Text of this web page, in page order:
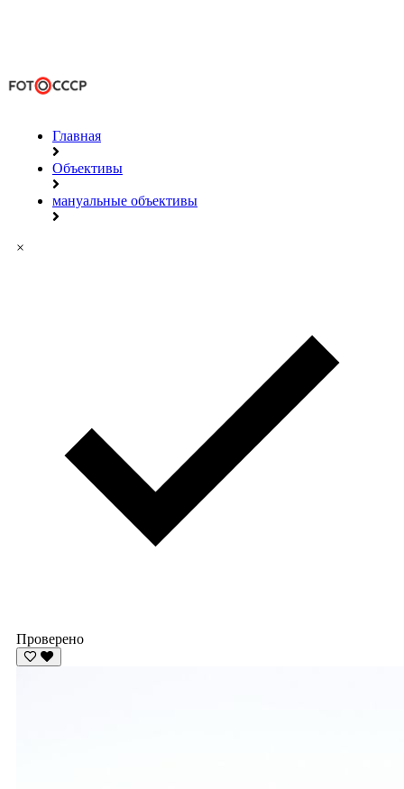
Главная
Объективы
мануальные объективы
×
Проверено